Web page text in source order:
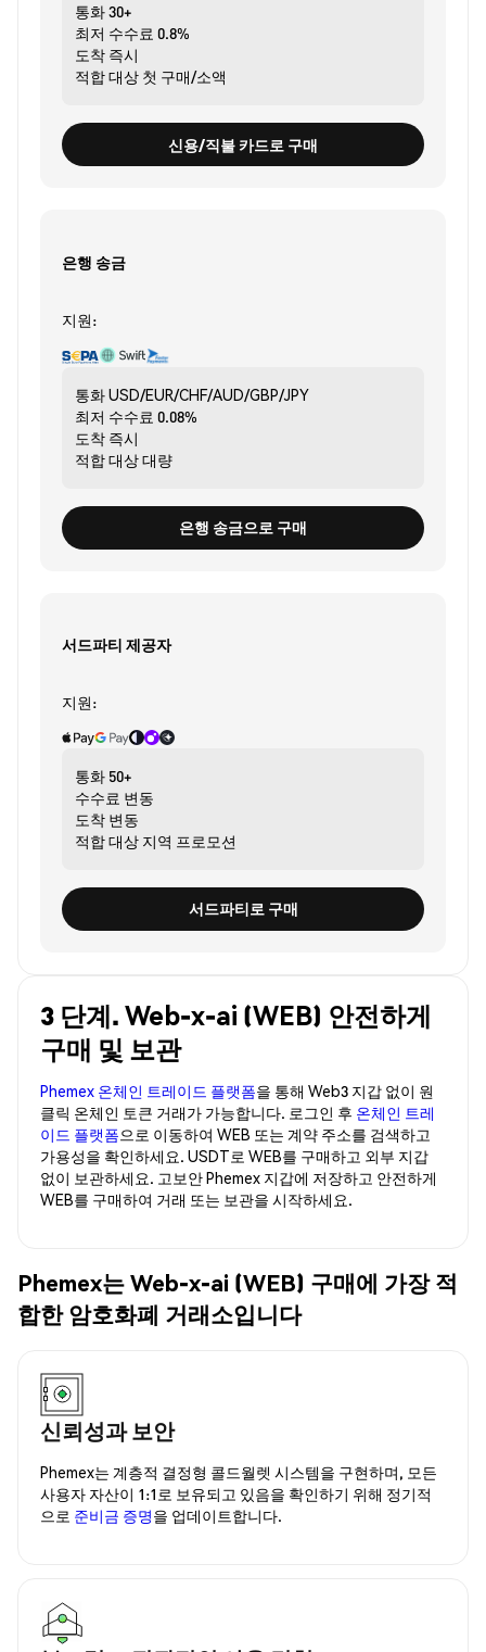
통화30+
최저 수수료 0.8%
도착 즉시
적합 대상 첫 구매/소액
신용/직불 카드로 구매
은행 송금
지원:
통화USD/EUR/CHF/AUD/GBP/JPY
최저 수수료 0.08%
도착 즉시
적합 대상대량
은행 송금으로 구매
서드파티 제공자
지원:
통화 50+
수수료 변동
도착 변동
적합 대상 지역 프로모션
서드파티로 구매
3 단계. Web-x-ai (WEB) 안전하게
구매 및 보관
Phemex 온체인 트레이드 플랫폼을 통해 Web3 지갑 없이 원
클릭 온체인 토큰 거래가 가능합니다. 로그인 후 온체인 트레
이드 플랫폼으로 이동하여 WEB 또는 계약 주소를 검색하고
가용성을 확인하세요. USDT로 WEB를 구매하고 외부 지갑
없이 보관하세요. 고보안 Phemex 지갑에 저장하고 안전하게
WEB를 구매하여 거래 또는 보관을 시작하세요.
Phemex는 Web-x-ai (WEB) 구매에 가장 적
합한 암호화폐 거래소입니다
신뢰성과 보안
Phemex는 계층적 결정형 콜드월렛 시스템을 구현하며, 모든
사용자 자산이 1:1로 보유되고 있음을 확인하기 위해 정기적
으로 준비금 증명을 업데이트합니다.